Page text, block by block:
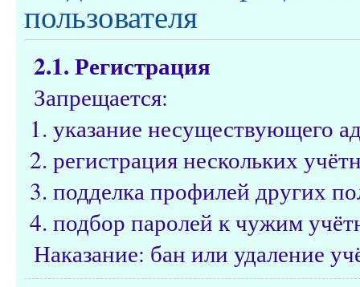
пользователя
2.1. Регистрация
Запрещается:
указание несуществующего
регистрация нескольких
подделка профилей других
подбор паролей к чужим
Наказание: бан или удаление